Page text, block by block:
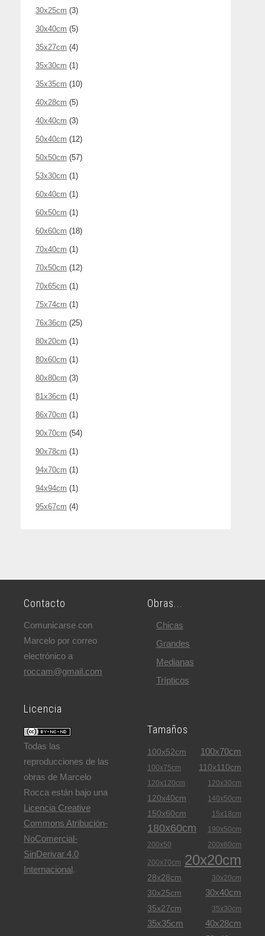
30x25cm (3)
30x40cm (5)
35x27cm (4)
35x30cm (1)
35x35cm (10)
40x28cm (5)
40x40cm (3)
50x40cm (12)
50x50cm (57)
53x30cm (1)
60x40cm (1)
60x50cm (1)
60x60cm (18)
70x40cm (1)
70x50cm (12)
70x65cm (1)
75x74cm (1)
76x36cm (25)
80x20cm (1)
80x60cm (1)
80x80cm (3)
81x36cm (1)
86x70cm (1)
90x70cm (54)
90x78cm (1)
94x70cm (1)
94x94cm (1)
95x67cm (4)
Contacto
Comunicarse con
Marcelo por correo
electrónico a
roccam@gmail.com
Licencia
Todas las
reproducciones de las
obras de Marcelo
Rocca están bajo una
Licencia Creative
Commons Atribución-
NoComercial-
SinDerivar 4.0
Internacional.
Obras...
Chicas
Grandes
Medianas
Trípticos
Tamaños
100x52cm 100x70cm
100x75cm 110x110cm
120x120cm 120x30cm
120x40cm 140x50cm
150x60cm 15x18cm
180x60cm
190x50cm
200x50
200x60cm
200x70cm 20x20cm
28x28cm 30x20cm
30x25cm 30x40cm
35x27cm 35x30cm
35x35cm 40x28cm